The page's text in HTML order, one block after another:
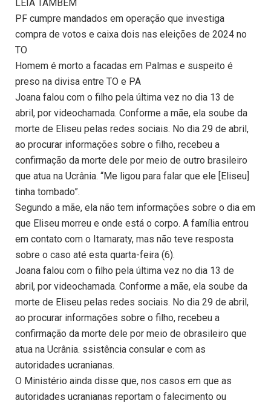
LEIA TAMBÉM
PF cumpre mandados em operação que investiga
compra de votos e caixa dois nas eleições de 2024 no
TO
Homem é morto a facadas em Palmas e suspeito é
preso na divisa entre TO e PA
Joana falou com o filho pela última vez no dia 13 de
abril, por videochamada. Conforme a mãe, ela soube da
morte de Eliseu pelas redes sociais. No dia 29 de abril,
ao procurar informações sobre o filho, recebeu a
confirmação da morte dele por meio de outro brasileiro
que atua na Ucrânia. “Me ligou para falar que ele [Eliseu]
tinha tombado”.
Segundo a mãe, ela não tem informações sobre o dia em
que Eliseu morreu e onde está o corpo. A família entrou
em contato com o Itamaraty, mas não teve resposta
sobre o caso até esta quarta-feira (6).
Joana falou com o filho pela última vez no dia 13 de
abril, por videochamada. Conforme a mãe, ela soube da
morte de Eliseu pelas redes sociais. No dia 29 de abril,
ao procurar informações sobre o filho, recebeu a
confirmação da morte dele por meio de obrasileiro que
atua na Ucrânia. ssistência consular e com as
autoridades ucranianas.
O Ministério ainda disse que, nos casos em que as
autoridades ucranianas reportam o falecimento ou